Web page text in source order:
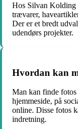
Hos Silvan Kolding
trævarer,
Der er et bredt
udendørs projekter.
Hvordan kan
Man kan finde
hjemmeside, på
online. Disse fotos
indretning.